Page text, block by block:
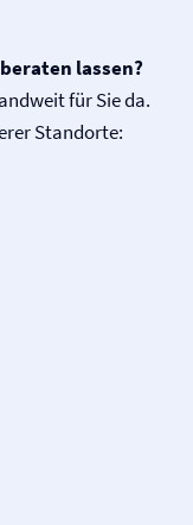
lassen?
für Sie da.
Standorte: